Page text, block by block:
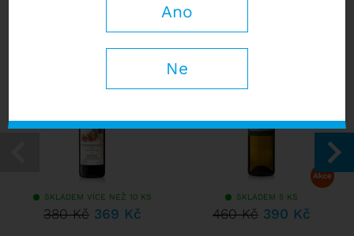
d'Alba "Costa Fiore"
DOCG 2024
SKLADEM VÍCE NEŽ 10 KS
380 Kč 369 Kč
Chardonnay/Pinot Gris
Velký Sonberk 2018
SKLADEM 5 KS
460 Kč 390 Kč
Ano
Ne